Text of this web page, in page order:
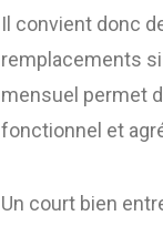
Il convient donc
remplacements
mensuel permet
fonctionnel et
Un court bien